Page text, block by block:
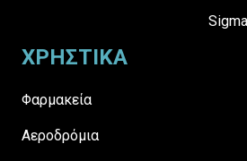
ΧΡΗΣΤΙΚΑ
Φαρμακεία
Αεροδρόμια